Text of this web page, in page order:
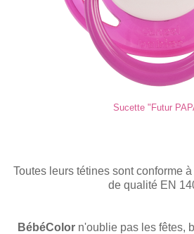
Sucette "Futur
Toutes leurs tétines sont conforme
de qualité EN
BébéColorn'oublie pas les fêtes,